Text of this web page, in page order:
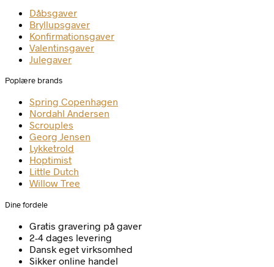
Dåbsgaver
Bryllupsgaver
Konfirmationsgaver
Valentinsgaver
Julegaver
Poplære brands
Spring Copenhagen
Nordahl Andersen
Scrouples
Georg Jensen
Lykketrold
Hoptimist
Little Dutch
Willow Tree
Dine fordele
Gratis gravering på gaver
2-4 dages levering
Dansk eget virksomhed
Sikker online handel